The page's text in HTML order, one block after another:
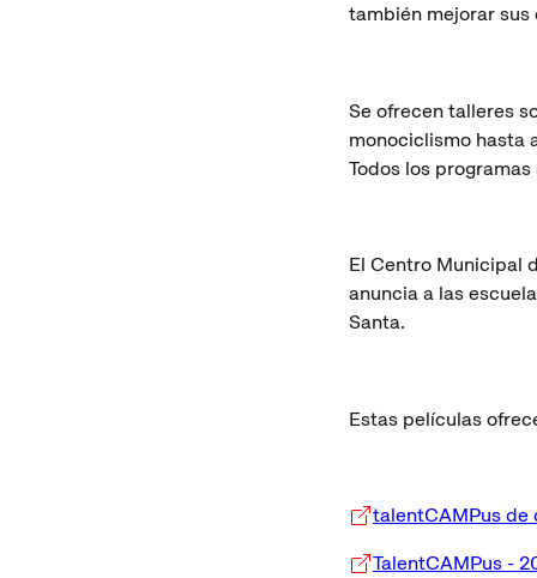
también mejorar
Se ofrecen talleres
monociclismo hasta
Todos los
El Centro Municipal
anuncia a las
Santa.
Estas películas
talentCAMPus de
TalentCAMPus -